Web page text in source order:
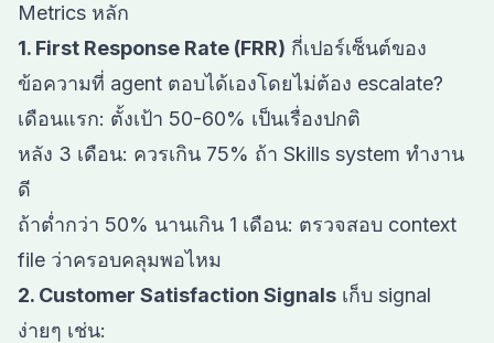
Metrics หลัก
1. First Response Rate (FRR) กี่เปอร์เซ็นต์ของ
ข้อความที่ agent ตอบได้เองโดยไม่ต้อง escalate?
เดือนแรก: ตั้งเป้า 50-60% เป็นเรื่องปกติ
หลัง 3 เดือน: ควรเกิน 75% ถ้า Skills system ทำงาน
ดี
ถ้าต่ำกว่า 50% นานเกิน 1 เดือน: ตรวจสอบ context
file ว่าครอบคลุมพอไหม
2. Customer Satisfaction Signals เก็บ signal
ง่ายๆ เช่น: